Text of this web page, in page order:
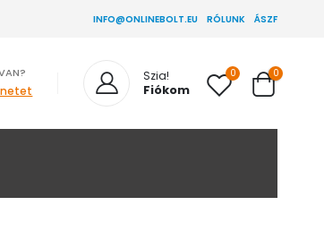
INFO@ONLINEBOLT.EU RÓLUNK ÁSZF
Szia!
Fiókom
0 0